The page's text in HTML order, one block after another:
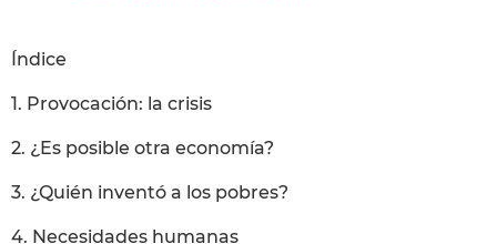
Índice
1. Provocación: la crisis
2. ¿Es posible otra economía?
3. ¿Quién inventó a los pobres?
4. Necesidades humanas